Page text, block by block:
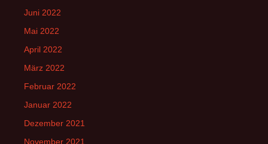
Juni 2022
Mai 2022
April 2022
März 2022
Februar 2022
Januar 2022
Dezember 2021
November 2021